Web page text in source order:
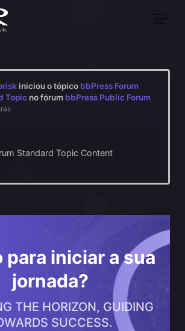
iniciou o tópico bbPress Forum
Topic no fórum bbPress Public Forum
Standard Topic Content
para iniciar a sua
jornada?
THE HORIZON, GUIDING
SUCCESS.